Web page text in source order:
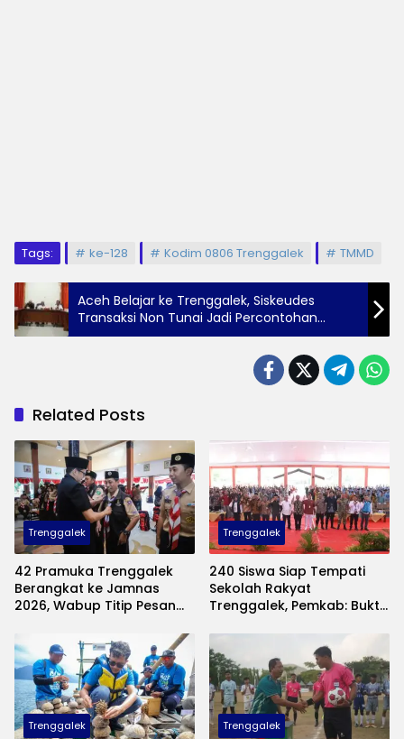
Tags: ke-128 Kodim 0806 Trenggalek TMMD
Aceh Belajar ke Trenggalek, Siskeudes
Transaksi Non Tunai Jadi Percontohan
Nasional
Related Posts
Trenggalek
42 Pramuka Trenggalek
Berangkat ke Jamnas
2026, Wabup Titip Pesan
Trenggalek
240 Siswa Siap Tempati
Sekolah Rakyat
Trenggalek, Pemkab: Bukti
Anak Kurang Mampu
Trenggalek Trenggalek